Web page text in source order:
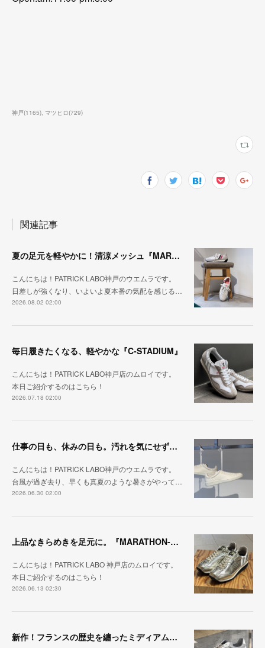
神戸(1165) マツヒロ(729)
関連記事
夏の足元を軽やかに！清涼メッシュ『MARATHON-ME2』
こんにちは！PATRICK LABO神戸のウエムラです。
日差しが強くなり、いよいよ夏本番の気配を感じる…
2026.08.02 02:00
毎日履きたくなる、軽やかな『C-STADIUM』
こんにちは！PATRICK LABO神戸店のムロイです。
本日ご紹介するのはこちら！
2026.07.18 02:00
仕事の日も、休みの日も。汚れを気にせず毎日履ける『PUNCH-WP_WHT』
こんにちは！PATRICK LABO神戸のウエムラです。
台風が過ぎ去り、早くも真夏のような暑さがやって…
2026.06.30 02:00
上品なきらめきを足元に。『MARATHON-HAKU』
こんにちは！PATRICK LABO 神戸店のムロイです。
本日ご紹介するのはこちら！
2026.06.13 02:30
新作！フランスの歴史を纏ったミディアムグレー「MARATHON_CASTLE」